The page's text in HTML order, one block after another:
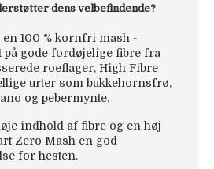
dens velbefindende?
100 % kornfri mash -
på gode fordøjelige fibre fra
roeflager, High Fibre
urter som bukkehornsfrø,
og pebermynte.
indhold af fibre og en høj
Zero Mash en god
for hesten.